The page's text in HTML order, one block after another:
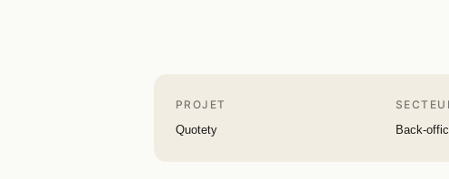
PROJET
Quotety
Back-